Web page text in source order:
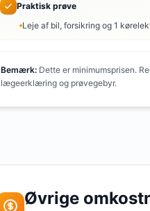
Praktisk prøve
Leje af bil, forsikring og 1
Bemærk: Dette er minimumsprisen.
lægeerklæring og prøvegebyr.
Øvrige